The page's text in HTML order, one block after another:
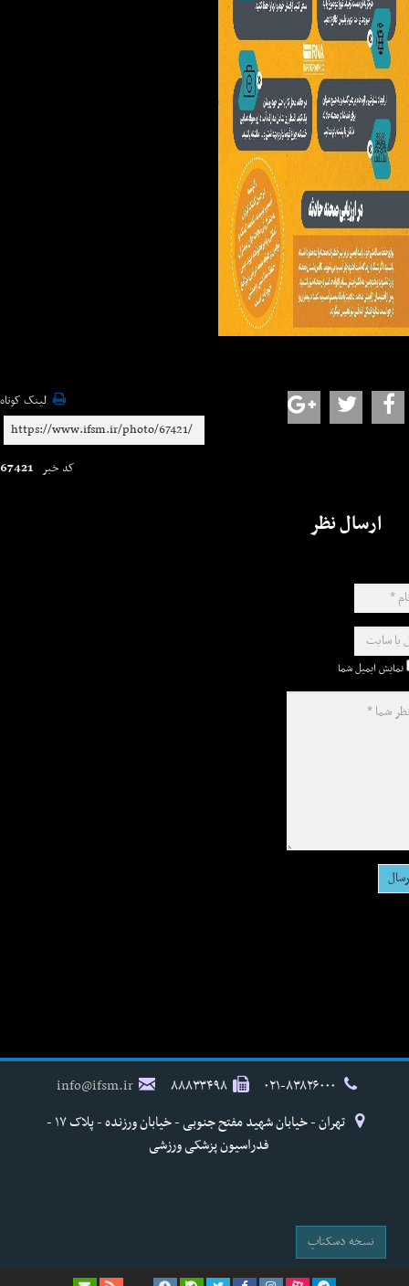
لینک کوتاه
کد خبر 67421
ارسال نظر
نمایش ایمیل شما
۸۸۸۳۳۴۹۸
info@ifsm.ir
تهران - خیابان شهید مفتح جنوبی - خیابان ورزنده - پلاک ۱۷ -
فدراسیون پزشکی ورزشی
نسخه دسکتاپ